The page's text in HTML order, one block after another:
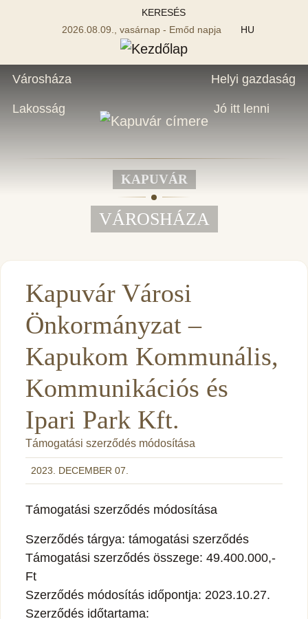
KERESÉS
2026.08.09., vasárnap - Emőd napja
HU
Városháza
Lakosság
Helyi gazdaság
Jó itt lenni
KAPUVÁR
VÁROSHÁZA
Kapuvár Városi
Önkormányzat –
Kapukom Kommunális,
Kommunikációs és
Ipari Park Kft.
Támogatási szerződés módosítása
2023. DECEMBER 07.
Támogatási szerződés módosítása
Szerződés tárgya: támogatási szerződés
Támogatási szerződés összege: 49.400.000,-
Ft
Szerződés módosítás időpontja: 2023.10.27.
Szerződés időtartama: